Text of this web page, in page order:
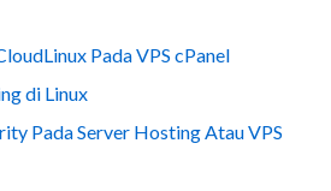
Pada VPS cPanel
di Linux
Pada Server Hosting Atau VPS